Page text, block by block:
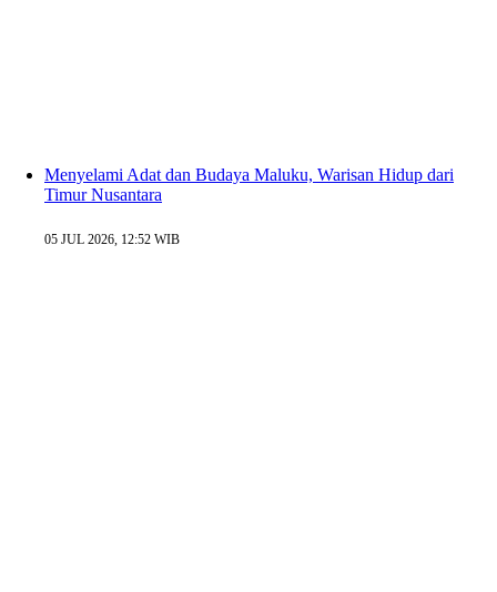
Menyelami Adat dan Budaya Maluku, Warisan Hidup dari
Timur Nusantara
05 JUL 2026, 12:52 WIB